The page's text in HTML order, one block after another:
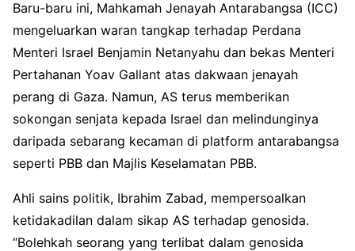
Baru-baru ini, Mahkamah Jenayah Antarabangsa (ICC)
mengeluarkan waran tangkap terhadap Perdana
Menteri Israel Benjamin Netanyahu dan bekas Menteri
Pertahanan Yoav Gallant atas dakwaan jenayah
perang di Gaza. Namun, AS terus memberikan
sokongan senjata kepada Israel dan melindunginya
daripada sebarang kecaman di platform antarabangsa
seperti PBB dan Majlis Keselamatan PBB.
Ahli sains politik, Ibrahim Zabad, mempersoalkan
ketidakadilan dalam sikap AS terhadap genosida.
“Bolehkah seorang yang terlibat dalam genosida